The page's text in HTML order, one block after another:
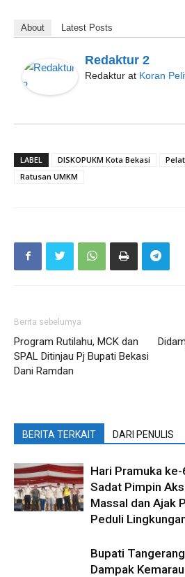
About Latest Posts
Redaktur 2
Redaktur at Koran
LABEL DISKOPUKM Kota Bekasi
Ratusan UMKM
Berita sebelumya
Program Rutilahu, MCK dan
SPAL Ditinjau Pj Bupati Bekasi
Dani Ramdan
BERITA TERKAIT DARI PENULIS
Hari Pramuka
Sadat Pimpin
Massal dan Ajak
Peduli
Bupati
Dampak